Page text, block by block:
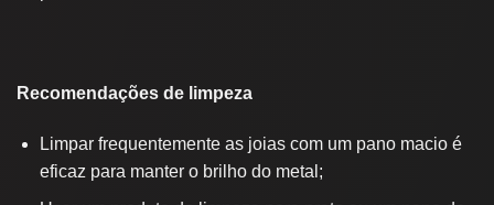
Recomendações de limpeza
Limpar frequentemente as joias com um pano macio é
eficaz para manter o brilho do metal;